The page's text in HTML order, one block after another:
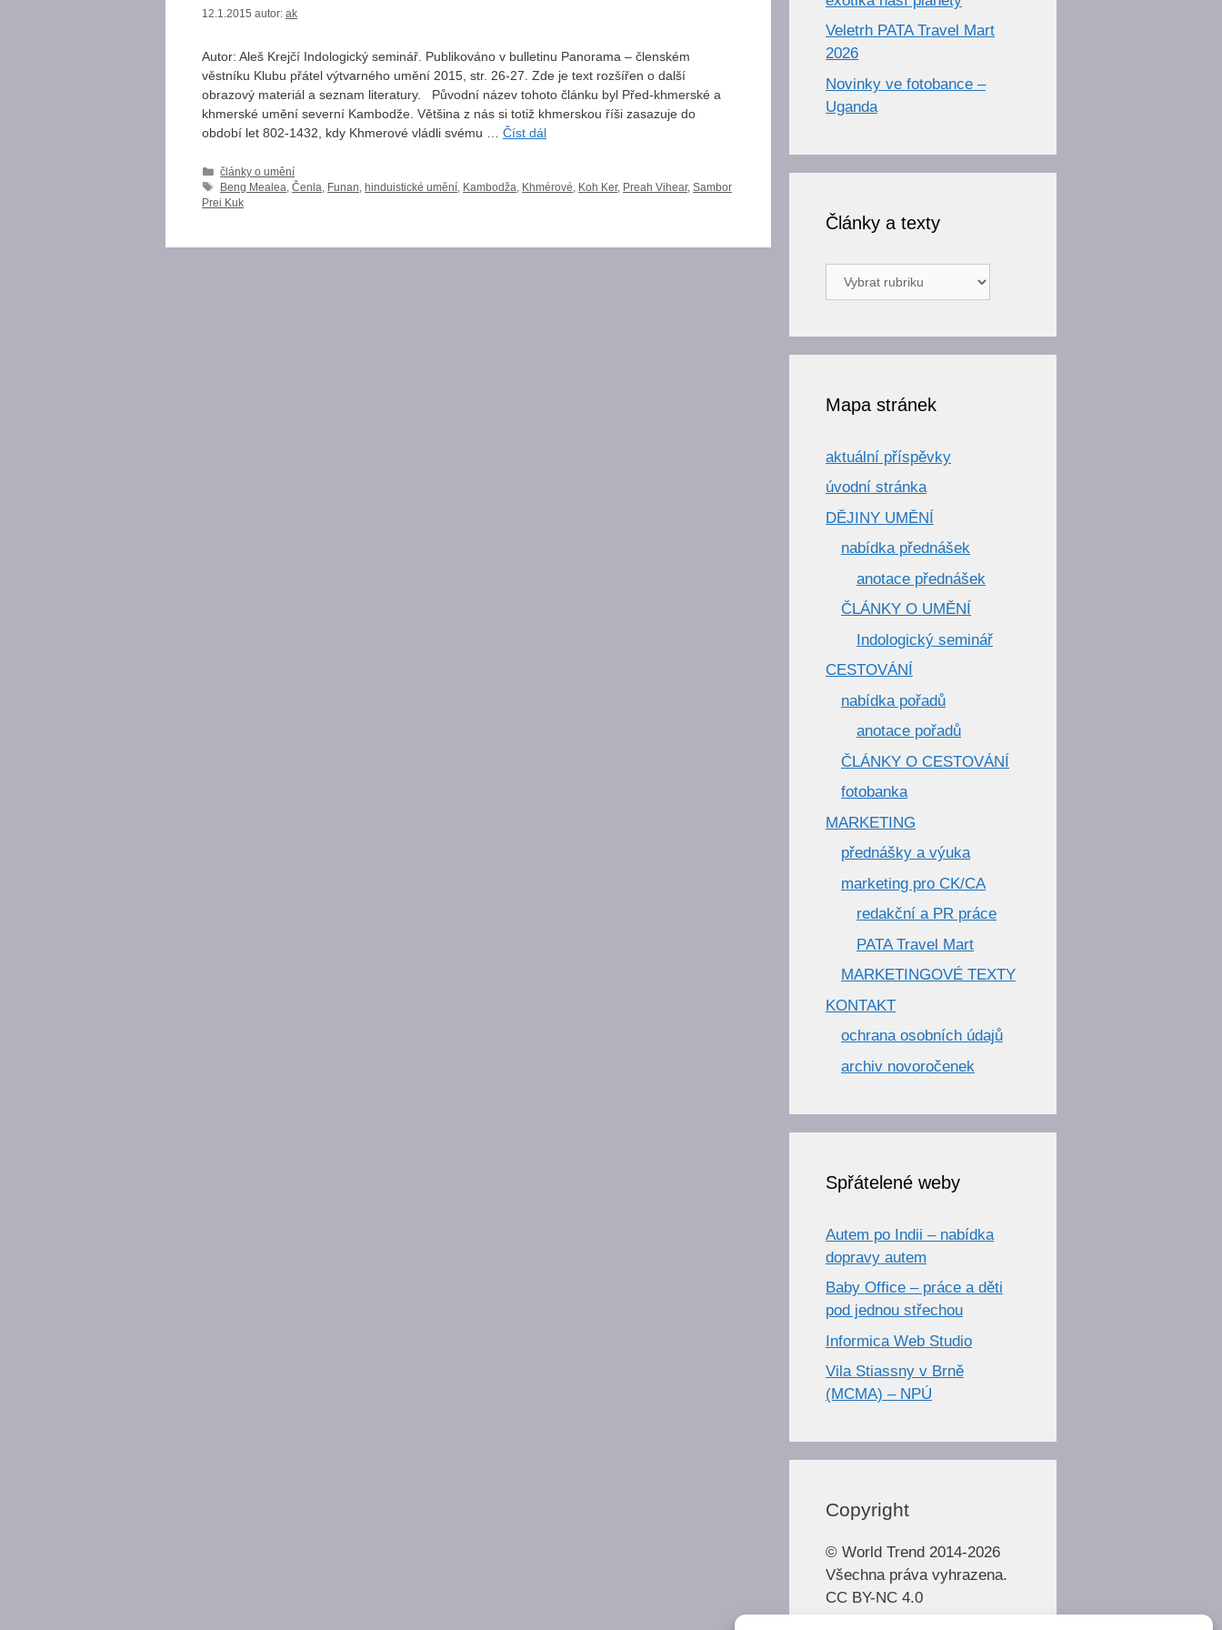
12.1.2015 autor: ak
Autor: Aleš Krejčí Indologický seminář. Publikováno v bulletinu Panorama – členském
věstníku Klubu přátel výtvarného umění 2015, str. 26-27. Zde je text rozšířen o další
obrazový materiál a seznam literatury. Původní název tohoto článku byl Před-khmerské a
khmerské umění severní Kambodže. Většina z nás si totiž khmerskou říši zasazuje do
období let 802-1432, kdy Khmerové vládli svému … Číst dál
Rubriky
články o umění
Štítky
Beng Mealea ,Čenla Funan ,hinduistické umění Kambodža Khmérové Koh Ker, Preah Vihear,Sambor
Prei Kuk
Veletrh PATA Travel Mart
2026
Novinky ve fotobance –
Uganda
Články a texty
Články
a
Mapa stránek
aktuální příspěvky
úvodní stránka
DĚJINY UMĚNÍ
nabídka přednášek
anotace přednášek
ČLÁNKY O UMĚNÍ
Indologický seminář
CESTOVÁNÍ
nabídka pořadů
anotace pořadů
ČLÁNKY O CESTOVÁNÍ
fotobanka
MARKETING
přednášky a výuka
marketing pro CK/CA
redakční a PR práce
PATA Travel Mart
MARKETINGOVÉ TEXTY
KONTAKT
ochrana osobních údajů
archiv novoročenek
Spřátelené weby
Autem po Indii – nabídka
dopravy autem
Baby Office – práce a děti
pod jednou střechou
Informica Web Studio
Vila Stiassny v Brně
(MCMA) – NPÚ
Copyright
© World Trend 2014-2026
Všechna práva vyhrazena.
CC BY-NC 4.0